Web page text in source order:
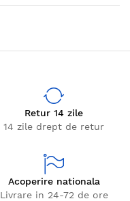
Retur 14 zile
14 zile drept de retur
Acoperire nationala
Livrare in 24-72 de ore